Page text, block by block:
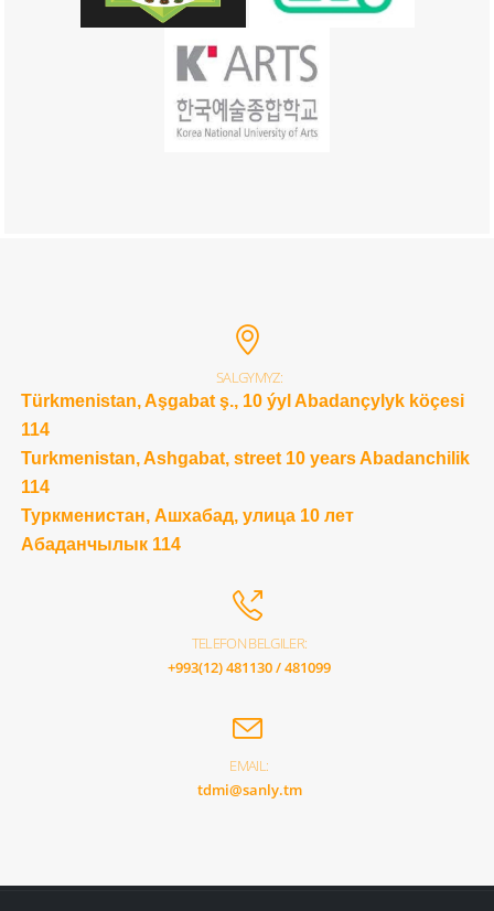
SALGYMYZ:
Türkmenistan, Aşgabat ş., 10 ýyl Abadançylyk köçesi
114
Turkmenistan, Ashgabat, street 10 years Abadanchilik
114
Туркменистан, Ашхабад, улица 10 лет
Абаданчылык 114
TELEFON BELGILER:
+993(12) 481130 / 481099
EMAIL:
tdmi@sanly.tm